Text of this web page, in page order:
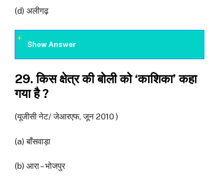
(d) अलीगढ़
Show Answer
29. किस क्षेत्र की बोली को ‘काशिका’ कहा
गया है ?
(यूजीसी नेट/ जेआरएफ, जून 2010 )
(a) बाँसवाड़ा
(b) आरा – भोजपुर